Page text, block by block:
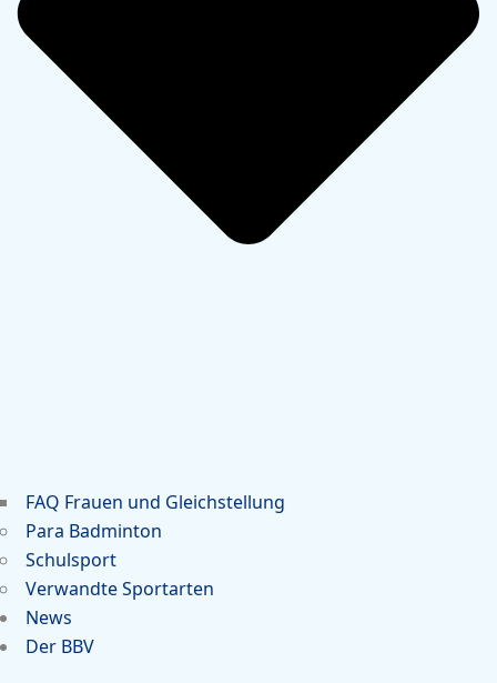
FAQ Frauen und Gleichstellung
Para Badminton
Schulsport
Verwandte Sportarten
News
Der BBV